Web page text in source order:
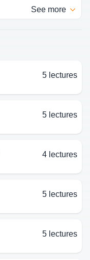
See more
5 lectures
5 lectures
4 lectures
5 lectures
5 lectures